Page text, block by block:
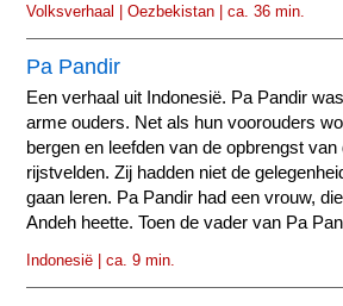
Volksverhaal | Oezbekistan | ca. 36 min.
Pa Pandir
Een verhaal uit Indonesië. Pa Pandir
arme ouders. Net als hun voorouders
bergen en leefden van de opbrengst van
rijstvelden. Zij hadden niet de
gaan leren. Pa Pandir had een vrouw,
Andeh heette. Toen de vader van Pa
Indonesië | ca. 9 min.